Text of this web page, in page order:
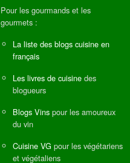
Pour les gourmands et les
gourmets :
La liste des blogs cuisine en
français
Les livres de cuisine des
blogueurs
Blogs Vins pour les amoureux
du vin
Cuisine VG pour les végétariens
et végétaliens